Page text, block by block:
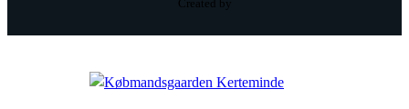
Created by